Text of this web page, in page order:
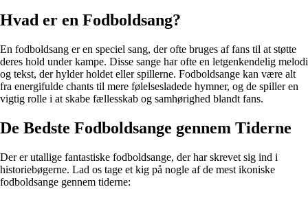
Hvad er en Fodboldsang?
En fodboldsang er en speciel sang, der ofte bruges af fans til at støtte
deres hold under kampe. Disse sange har ofte en letgenkendelig melodi
og tekst, der hylder holdet eller spillerne. Fodboldsange kan være alt
fra energifulde chants til mere følelsesladede hymner, og de spiller en
vigtig rolle i at skabe fællesskab og samhørighed blandt fans.
De Bedste Fodboldsange gennem Tiderne
Der er utallige fantastiske fodboldsange, der har skrevet sig ind i
historiebøgerne. Lad os tage et kig på nogle af de mest ikoniske
fodboldsange gennem tiderne: